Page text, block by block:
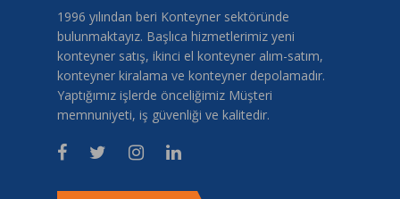
1996 yılından beri Konteyner sektöründe
bulunmaktayız. Başlıca hizmetlerimiz yeni
konteyner satış, ikinci el konteyner alım-satım,
konteyner kiralama ve konteyner depolamadır.
Yaptığımız işlerde önceliğimiz Müşteri
memnuniyeti, iş güvenliği ve kalitedir.